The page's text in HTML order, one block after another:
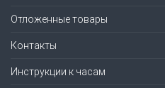
Отложенные товары
Контакты
Инструкции к часам